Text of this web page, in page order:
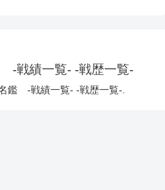
-戦績一覧- -戦歴一覧-
鑑 -戦績一覧- -戦歴一覧-.